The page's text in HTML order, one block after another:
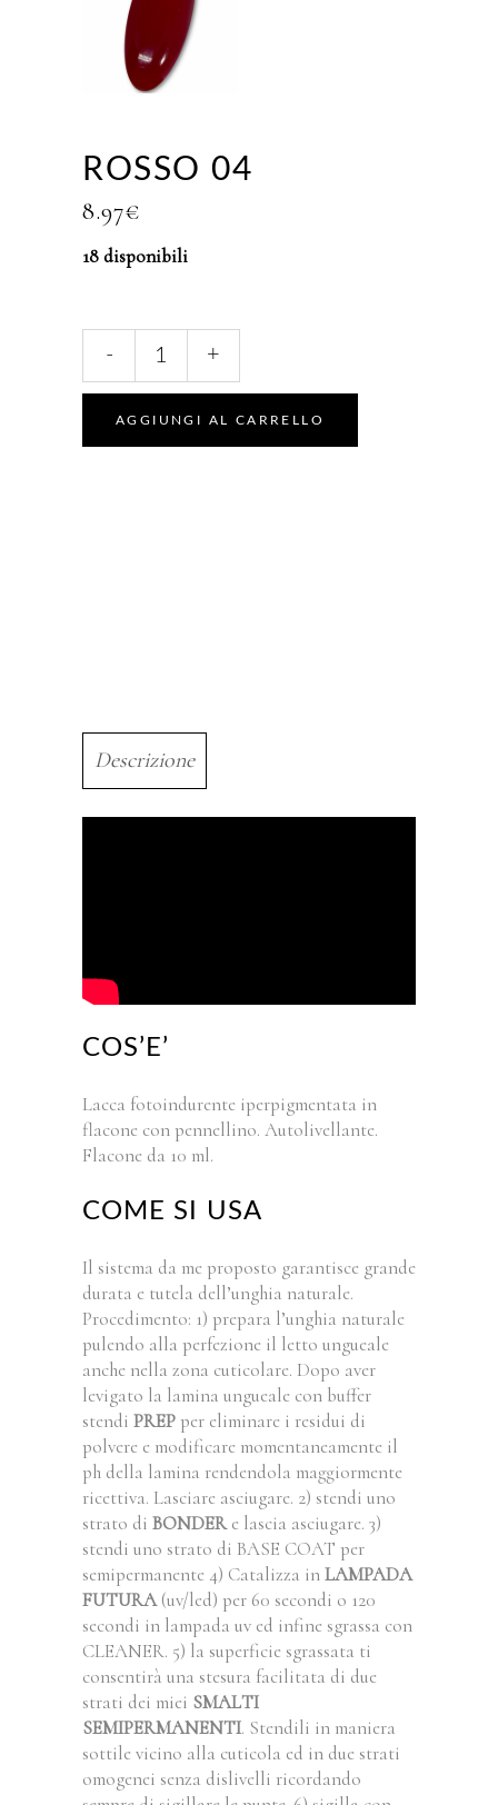
ROSSO 04
8.97€
18 disponibili
quantity
- +
AGGIUNGI AL CARRELLO
Descrizione
COS’E’
Lacca fotoindurente iperpigmentata in
flacone con pennellino. Autolivellante.
Flacone da 10 ml.
COME SI USA
Il sistema da me proposto garantisce grande
durata e tutela dell’unghia naturale.
Procedimento: 1) prepara l’unghia naturale
pulendo alla perfezione il letto ungueale
anche nella zona cuticolare. Dopo aver
levigato la lamina ungueale con buffer
stendi PREP per eliminare i residui di
polvere e modificare momentaneamente il
ph della lamina rendendola maggiormente
ricettiva. Lasciare asciugare. 2) stendi uno
strato di BONDERe lascia asciugare. 3)
stendi uno strato di BASE COAT per
semipermanente 4) Catalizza inLAMPADA
FUTURA(uv/led) per 60 secondi o 120
secondi in lampada uv ed infine sgrassa con
CLEANER. 5) la superficie sgrassata ti
consentirà una stesura facilitata di due
strati dei miei SMALTI
SEMIPERMANENTI. Stendili in maniera
sottile vicino alla cuticola ed in due strati
omogenei senza dislivelli ricordando